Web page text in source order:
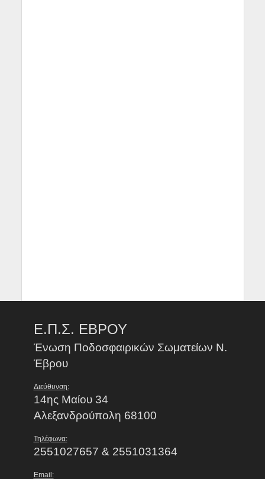
Ε.Π.Σ. ΕΒΡΟΥ
Ένωση Ποδοσφαιρικών Σωματείων Ν.
Έβρου
Διεύθυνση:
14ης Μαίου 34
Αλεξανδρούπολη 68100
Τηλέφωνα:
2551027657 & 2551031364
Email: